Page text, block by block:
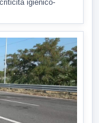
igienico-